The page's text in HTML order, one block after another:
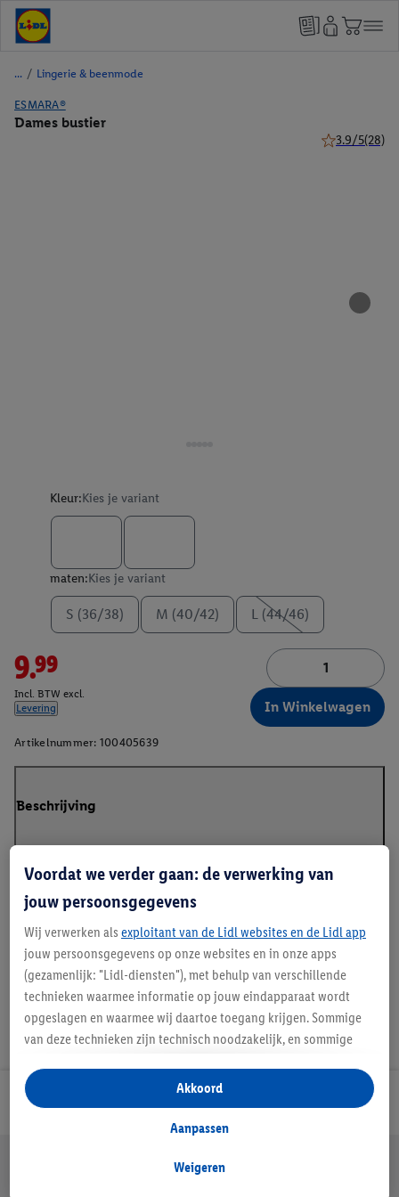
/ Lingerie & beenmode
ESMARA®
Dames bustier
3.9/5(28)
Kleur:Kies je variant
maten:Kies je variant
S (36/38) M (40/42) L (44/46)
9.99
Incl. BTW excl.
Levering
In Winkelwagen
Artikelnummer: 100405639
Beschrijving
Kleur
: beige; zwart
: zonder naden
Eigenschap: uitneembare pads
Veilig winkelen
Voordat we verder gaan: de verwerking van
jouw persoonsgegevens
Wij verwerken als exploitant van de Lidl websites en de Lidl app
jouw persoonsgegevens op onze websites en in onze apps
(gezamenlijk: "Lidl-diensten"), met behulp van verschillende
technieken waarmee informatie op jouw eindapparaat wordt
opgeslagen en waarmee wij daartoe toegang krijgen. Sommige
van deze technieken zijn technisch noodzakelijk, en sommige
opslaan van voorkeursinstellingen, het verzamelen en
analyseren van statistieken of voor het tonen van
gepersonaliseerde reclame binnen en buiten de Lidl-diensten.
gegevens over jouw aankoopgedrag in de winkel ook voor de
Weigeren
Aanpassen
Akkoord